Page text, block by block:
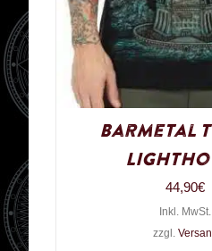
Barmetal
44,90€
Inkl. MwSt.
zzgl.